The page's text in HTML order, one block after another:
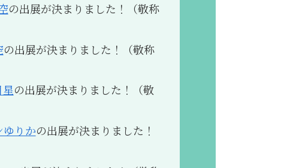
の出展が決まりました！（敬称
の出展が決まりました！（敬称
の出展が決まりました！（敬
ゆりかの出展が決まりました！